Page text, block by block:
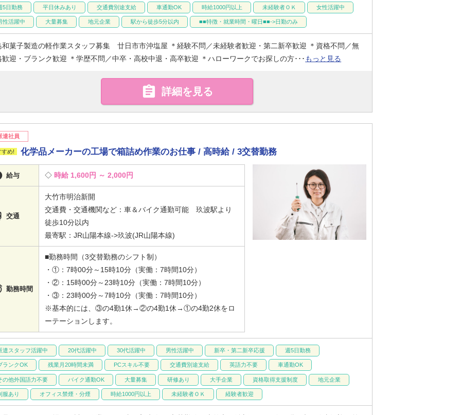
5日勤務 平日休みあり 交通費別途支給 車通勤OK 時給1000円以上 未経験者ＯＫ 女性活躍中
性活躍中 大量募集 地元企業 駅から徒歩5分以内 ■■特徴・就業時間・曜日■■->日勤のみ
和菓子製造の軽作業スタッフ募集 廿日市市沖塩屋 ＊経験不問／未経験者歓迎・第二新卒歓迎 ＊資格不問／無
歓迎・ブランク歓迎 ＊学歴不問／中卒・高校中退・高卒歓迎 ＊ハローワークでお探しの方･･･ もっと見る
 詳細を見る
遣社員
化学品メーカーの工場で箱詰め作業のお仕事 / 高時給 / 3交替勤務
給与 時給 1,600円 ～ 2,000円
交通
大竹市明治新開
交通費・交通機関など：車＆バイク通勤可能 玖波駅より
徒歩10分以内
最寄駅：JR山陽本線->玖波(JR山陽本線)
勤務時間
■勤務時間（3交替勤務のシフト制）
・①：7時00分～15時10分（実働：7時間10分）
・②：15時00分～23時10分（実働：7時間10分）
・③：23時00分～7時10分（実働：7時間10分）
※基本的には、③の4勤1休→②の4勤1休→①の4勤2休をロ
ーテーションします。
遣スタッフ活躍中 20代活躍中 30代活躍中 男性活躍中 新卒・第二新卒応援 週5日勤務
ランクOK 残業月20時間未満 PCスキル不要 交通費別途支給 英語力不要 車通勤OK
の他外国語力不要 バイク通勤OK 大量募集 研修あり 大手企業 資格取得支援制度 地元企業
服あり オフィス禁煙・分煙 時給1000円以上 未経験者ＯＫ 経験者歓迎